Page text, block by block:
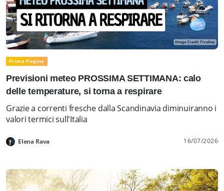
Prima Pagina
Previsioni meteo PROSSIMA SETTIMANA: calo
delle temperature, si torna a respirare
Grazie a correnti fresche dalla Scandinavia diminuiranno i
valori termici sull'Italia
Elena Rava 16/07/2026